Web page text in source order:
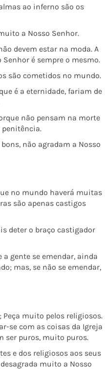
ao inferno são os
a Nosso Senhor.
devem estar na moda. A
é sempre o mesmo.
são cometidos no mundo.
é a eternidade, fariam de
não pensam na morte
penitência.
não agradam a Nosso
no mundo haverá muitas
são apenas castigos
deter o braço castigador
a gente se emendar, ainda
mas, se não se emendar,
Peça muito pelos religiosos.
se com as coisas da Igreja
ser puros, muito puros.
e dos religiosos aos seus
muito a Nosso